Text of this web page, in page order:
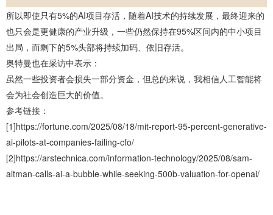
所以即使只有5%的AI项目存活，随着AI技术的持续发展，最终迎来的
也只会是更健康的产业升级，一些仍然保持在95%区间内的中小项目
出局，而剩下的5%头部将持续加码、依旧存活。
奥特曼也在采访中表示：
虽然一些投资者会损失一部分资金，但总的来说，我相信人工智能将
会为社会创造巨大的价值。
参考链接：
[1]https://fortune.com/2025/08/18/mit-report-95-percent-generative-
ai-pilots-at-companies-failing-cfo/
[2]https://arstechnica.com/information-technology/2025/08/sam-
altman-calls-ai-a-bubble-while-seeking-500b-valuation-for-openai/